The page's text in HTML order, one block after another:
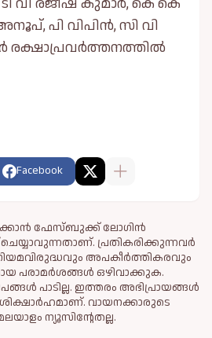
പി വിപിൻ, സി വി
രക്ഷാപ്രവർത്തനത്തിൽ
Facebook
ഫേസ്ബുക്ക് ലോഗിൻ
ചെയ്യാവുന്നതാണ്. പ്രതികരിക്കുന്നവര്‍
അപകീര്‍ത്തികരവും
പരാമര്‍ശങ്ങള്‍ ഒഴിവാക്കുക.
പാടില്ല. ഇത്തരം അഭിപ്രായങ്ങള്‍
വായനക്കാരുടെ
ന്യൂസിന്റേതല്ല.